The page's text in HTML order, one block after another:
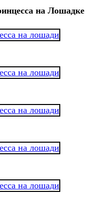
на Лошадке